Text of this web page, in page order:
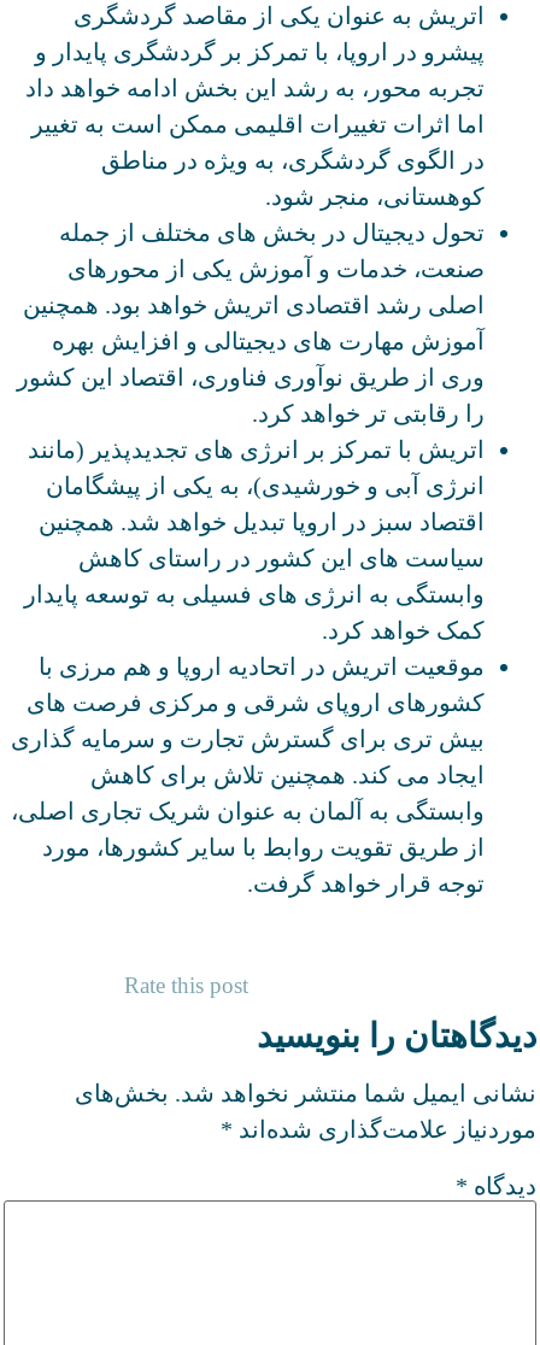
اتریش به عنوان یکی از مقاصد گردشگری
پیشرو در اروپا، با تمرکز بر گردشگری پایدار و
تجربه محور، به رشد این بخش ادامه خواهد داد
اما اثرات تغییرات اقلیمی ممکن است به تغییر
در الگوی گردشگری، به ویژه در مناطق
کوهستانی، منجر شود.
تحول دیجیتال در بخش های مختلف از جمله
صنعت، خدمات و آموزش یکی از محورهای
اصلی رشد اقتصادی اتریش خواهد بود. همچنین
آموزش مهارت های دیجیتالی و افزایش بهره
وری از طریق نوآوری فناوری، اقتصاد این کشور
را رقابتی تر خواهد کرد.
اتریش با تمرکز بر انرژی های تجدیدپذیر (مانند
انرژی آبی و خورشیدی)، به یکی از پیشگامان
اقتصاد سبز در اروپا تبدیل خواهد شد. همچنین
سیاست های این کشور در راستای کاهش
وابستگی به انرژی های فسیلی به توسعه پایدار
کمک خواهد کرد.
موقعیت اتریش در اتحادیه اروپا و هم مرزی با
کشورهای اروپای شرقی و مرکزی فرصت های
بیش تری برای گسترش تجارت و سرمایه گذاری
ایجاد می کند. همچنین تلاش برای کاهش
وابستگی به آلمان به عنوان شریک تجاری اصلی،
از طریق تقویت روابط با سایر کشورها، مورد
توجه قرار خواهد گرفت.
Rate this post
دیدگاهتان را بنویسید
نشانی ایمیل شما منتشر نخواهد شد. بخش‌های
موردنیاز علامت‌گذاری شده‌اند *
دیدگاه *